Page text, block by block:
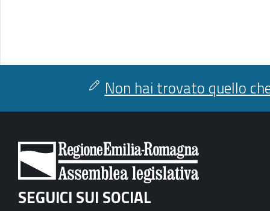
Non hai trovato quello
SEGUICI SUI SOCIAL